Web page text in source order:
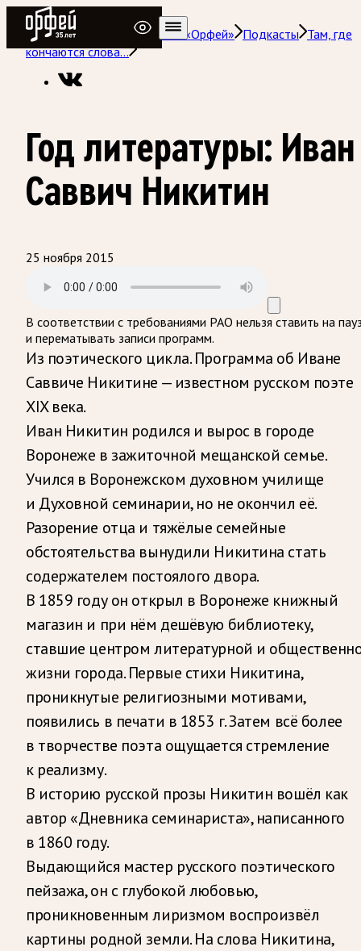
Радио Орфей
Радио классической музыки «Орфей» Подкасты Там, где
кончаются слова…
Год литературы: Иван
Саввич Никитин
25 ноября 2015
В соответствии с требованиями РАО нельзя ставить на
и перематывать записи программ.
Из поэтического цикла. Программа об Иване
Саввиче Никитине — известном русском поэте
XIX века.
Иван Никитин родился и вырос в городе
Воронеже в зажиточной мещанской семье.
Учился в Воронежском духовном училище
и Духовной семинарии, но не окончил её.
Разорение отца и тяжёлые семейные
обстоятельства вынудили Никитина стать
содержателем постоялого двора.
В 1859 году он открыл в Воронеже книжный
магазин и при нём дешёвую библиотеку,
ставшие центром литературной и
жизни города. Первые стихи Никитина,
проникнутые религиозными мотивами,
появились в печати в 1853 г. Затем всё более
в творчестве поэта ощущается стремление
к реализму.
В историю русской прозы Никитин вошёл как
автор «Дневника семинариста», написанного
в 1860 году.
Выдающийся мастер русского поэтического
пейзажа, он с глубокой любовью,
проникновенным лиризмом воспроизвёл
картины родной земли. На слова Никитина,